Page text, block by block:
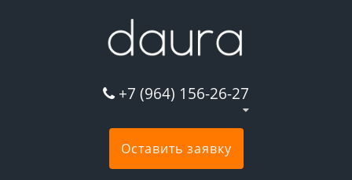
+7 (964) 156-26-27
Оставить заявку